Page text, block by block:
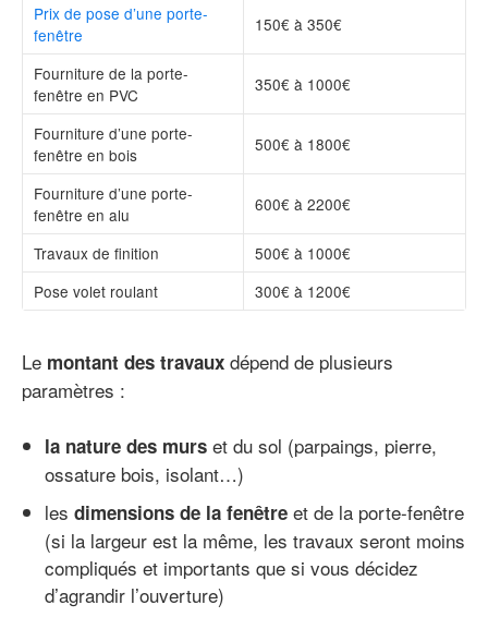
Prix de pose d’une porte-
fenêtre
150€ à 350€
Fourniture de la porte-
fenêtre en PVC
350€ à 1000€
Fourniture d’une porte-
fenêtre en bois
500€ à 1800€
Fourniture d’une porte-
fenêtre en alu
600€ à 2200€
Travaux de finition
500€ à 1000€
Pose volet roulant
300€ à 1200€
Le montant des travaux dépend de plusieurs
paramètres :
la nature des murs et du sol (parpaings, pierre,
ossature bois, isolant…)
les dimensions de la fenêtre et de la porte-fenêtre
(si la largeur est la même, les travaux seront moins
compliqués et importants que si vous décidez
d’agrandir l’ouverture)